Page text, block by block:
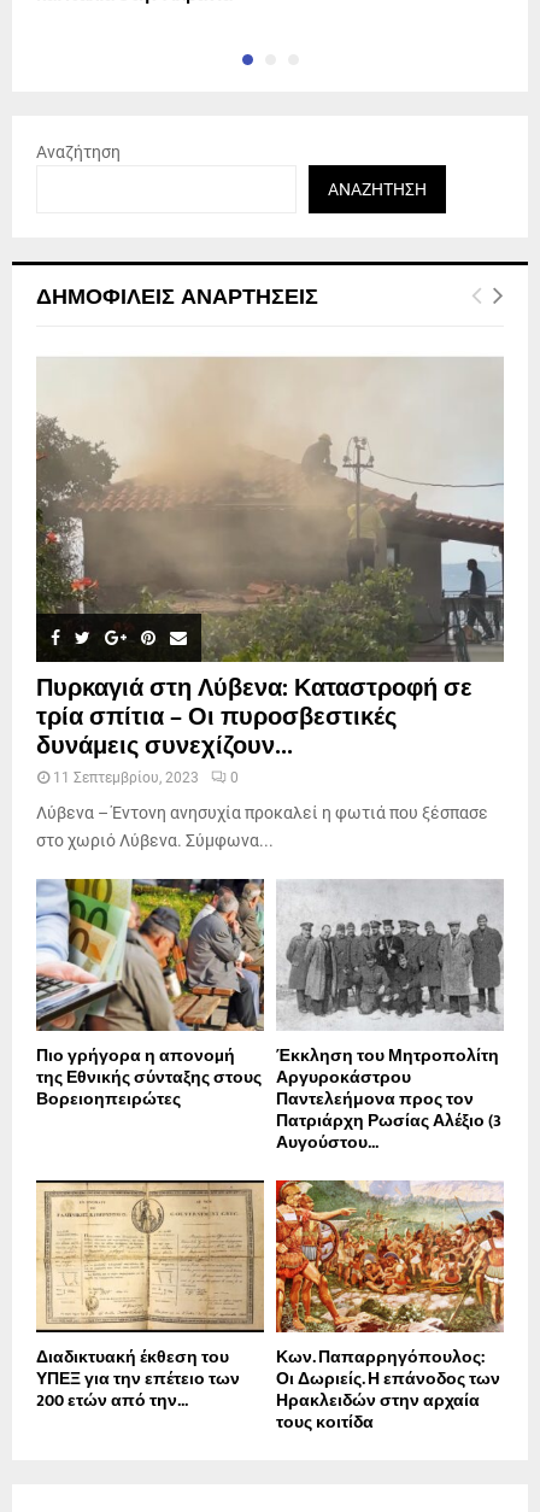
Αναζήτηση
ΑΝΑΖΉΤΗΣΗ
ΔΗΜΟΦΙΛΕΊΣ ΑΝΑΡΤΉΣΕΙΣ
Πυρκαγιά στη Λύβενα: Καταστροφή σε
τρία σπίτια – Οι πυροσβεστικές
δυνάμεις συνεχίζουν...
11 Σεπτεμβρίου, 2023 0
Λύβενα – Έντονη ανησυχία προκαλεί η φωτιά που ξέσπασε
στο χωριό Λύβενα. Σύμφωνα...
Πιο γρήγορα η απονοµή
της Εθνικής σύνταξης στους
Βορειοηπειρώτες
Έκκληση του Μητροπολίτη
Αργυροκάστρου
Παντελεήμονα προς τον
Πατριάρχη Ρωσίας Αλέξιο (3
Αυγούστου...
Διαδικτυακή έκθεση του
ΥΠΕΞ για την επέτειο των
200 ετών από την...
Κων. Παπαρρηγόπουλος:
Οι Δωριείς. Η επάνοδος των
Ηρακλειδών στην αρχαία
τους κοιτίδα